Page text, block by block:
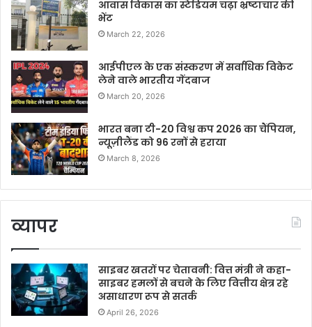
आवास विकास का स्टेडियम चढ़ा भ्रष्टाचार की
भेंट
March 22, 2026
आईपीएल के एक संस्करण में सर्वाधिक विकेट
लेने वाले भारतीय गेंदबाज
March 20, 2026
भारत बना टी-20 विश्व कप 2026 का चैंपियन,
न्यूज़ीलैंड को 96 रनों से हराया
March 8, 2026
व्यापर
साइबर खतरों पर चेतावनी: वित्त मंत्री ने कहा-
साइबर हमलों से बचने के लिए वित्तीय क्षेत्र रहे
असाधारण रूप से सतर्क
April 26, 2026